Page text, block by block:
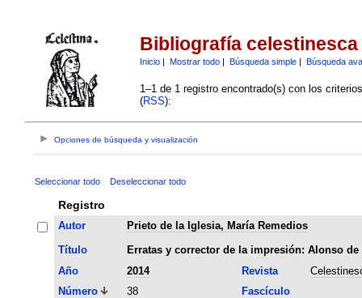
Bibliografía celestinesca
Inicio| Mostrar todo| Búsqueda simple| Búsqueda
1–1 de 1 registro encontrado(s) con los
(RSS):
Opciones de búsqueda y visualización
Seleccionar todo Deseleccionar todo
Registro
Autor
Prieto de la Iglesia, María Remedios
Título
Erratas y corrector de la impresión: Alonso
Año
2014 Revista
Número
38
Fascículo